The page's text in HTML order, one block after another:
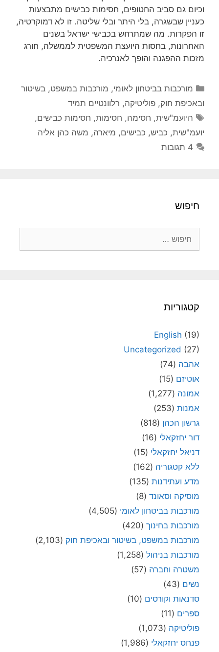
וכיום גם סביב החטופים, חסימות כבישים מתבצעות
כעניין שבשגרה, בלי היתר ובלי שליטה. זו לא דמוקרטיה,
זו הפקרות. מה שמתרחש בכבישי ישראל בשנים
האחרונות, בחסות היועצת המשפטית לממשלה, חורג
מזכות ההפגנה והופך לאנרכיה.
קטגוריות
מורכבות בביטחון לאומי, מורכבות במשפט, בשיטור
ובאכיפת חוק, פוליטיקה, רלוונטיים תמיד
תגיות
היועמ"שית, חסימה, חסימות, חסימות כבישים,
יועמ"שית, כביש, כבישים, מיארה, משה כהן אליה
4 תגובות
חיפוש
קטגוריות
English (19)
Uncategorized (27)
אהבה (74)
אוטיזם (15)
אמונה (1,277)
אמנות (253)
גרשון הכהן (818)
דור יחזקאלי (16)
דניאל יחזקאלי (15)
ללא קטגוריה (162)
מדע ועתידנות (135)
מוסיקה וסאונד (8)
מורכבות בביטחון לאומי (4,505)
מורכבות בחינוך (420)
מורכבות במשפט, בשיטור ובאכיפת חוק (2,103)
מורכבות בניהול (1,258)
משטרה וחברה (57)
נשים (43)
סדנאות וקורסים (10)
ספרים (11)
פוליטיקה (1,073)
פנחס יחזקאלי (1,986)